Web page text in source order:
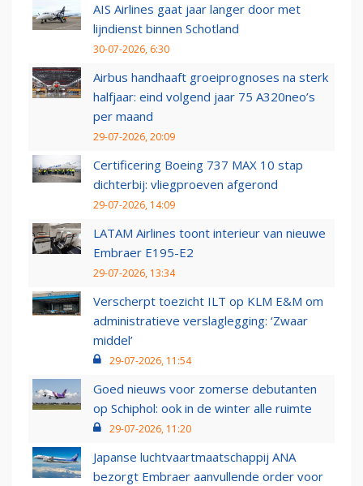
AIS Airlines gaat jaar langer door met
lijndienst binnen Schotland
30-07-2026, 6:30
Airbus handhaaft groeiprognoses na sterk
halfjaar: eind volgend jaar 75 A320neo’s
per maand
29-07-2026, 20:09
Certificering Boeing 737 MAX 10 stap
dichterbij: vliegproeven afgerond
29-07-2026, 14:09
LATAM Airlines toont interieur van nieuwe
Embraer E195-E2
29-07-2026, 13:34
Verscherpt toezicht ILT op KLM E&M om
administratieve verslaglegging: ‘Zwaar
middel’
29-07-2026, 11:54
Goed nieuws voor zomerse debutanten
op Schiphol: ook in de winter alle ruimte
29-07-2026, 11:20
Japanse luchtvaartmaatschappij ANA
bezorgt Embraer aanvullende order voor